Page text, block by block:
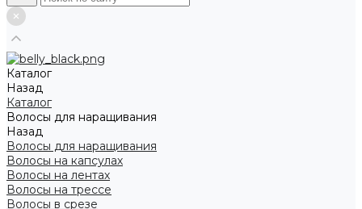
Каталог
Назад
Каталог
Волосы для наращивания
Назад
Волосы для наращивания
Волосы на капсулах
Волосы на лентах
Волосы на трессе
Волосы в срезе